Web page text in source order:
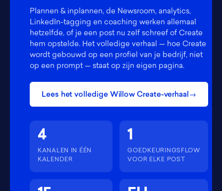
Plannen & inplannen, de Newsroom, analytics,
LinkedIn-tagging en coaching werken allemaal
hetzelfde, of je een post nu zelf schreef of Create
hem opstelde. Het volledige verhaal — hoe Create
wordt gebouwd op een profiel van je bedrijf, niet
op een prompt — staat op zijn eigen pagina.
Lees het volledige Willow Create-verhaal
4
KANALEN IN ÉÉN
KALENDER
1
GOEDKEURINGSFLOW
VOOR ELKE POST